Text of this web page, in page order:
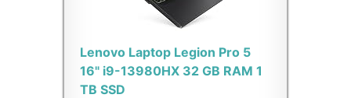
Lenovo Laptop Legion Pro 5
16" i9-13980HX 32 GB RAM 1
TB SSD